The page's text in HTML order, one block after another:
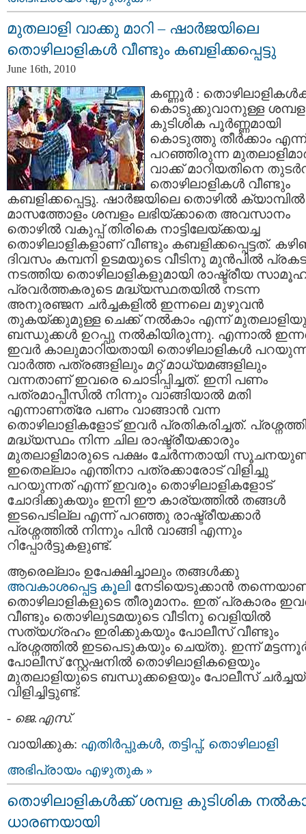
മുതലാളി വാക്കു മാറി – ഷാര്‍ജയിലെ
തൊഴിലാളികള്‍ വീണ്ടും കബളിക്കപ്പെട്ടു
June 16th, 2010
കണ്ണൂര്‍ :
കൊടുക്കുവാനുള്ള ശമ്പള
കുടിശിക പൂര്‍ണ്ണമായി
കൊടുത്തു തീര്‍ക്കാം എന്ന്
പറഞ്ഞിരുന്ന
വാക്ക് മാറിയതിനെ
തൊഴിലാളികള്‍ വീണ്ടും
കബളിക്കപ്പെട്ടു. ഷാര്‍ജയിലെ തൊഴില്‍ ക്യാമ്പില്‍
മാസത്തോളം ശമ്പളം ലഭിയ്ക്കാതെ അവസാനം
തൊഴില്‍ വകുപ്പ്‌ തിരികെ നാട്ടിലേയ്ക്കയച്ച
തൊഴിലാളികളാണ് വീണ്ടും കബളിക്കപ്പെട്ടത്‌.
ദിവസം കമ്പനി ഉടമയുടെ വീടിനു മുന്‍പില്‍
നടത്തിയ തൊഴിലാളികളുമായി രാഷ്ട്രീയ
പ്രവര്‍ത്തകരുടെ മദ്ധ്യസ്ഥതയില്‍ നടന്ന
അനുരഞ്ജന ചര്‍ച്ചകളില്‍ ഇന്നലെ മുഴുവന്‍
തുകയ്ക്കുമുള്ള ചെക്ക് നല്‍കാം എന്ന്
ബന്ധുക്കള്‍ ഉറപ്പു നല്‍കിയിരുന്നു. എന്നാല്‍
ഇവര്‍ കാലുമാറിയതായി തൊഴിലാളികള്‍
വാര്‍ത്ത പത്രങ്ങളിലും മറ്റ് മാധ്യമങ്ങളിലും
വന്നതാണ് ഇവരെ ചൊടിപ്പിച്ചത്. ഇനി പണം
പത്രമാപ്പീസില്‍ നിന്നും വാങ്ങിയാല്‍ മതി
എന്നാണത്രേ പണം വാങ്ങാന്‍ വന്ന
തൊഴിലാളികളോട് ഇവര്‍ പ്രതികരിച്ചത്.
മദ്ധ്യസ്ഥം നിന്ന ചില രാഷ്ട്രീയക്കാരും
മുതലാളിമാരുടെ പക്ഷം ചേര്‍ന്നതായി
ഇതെല്ലാം എന്തിനാ പത്രക്കാരോട് വിളിച്ചു
പറയുന്നത് എന്ന് ഇവരും തൊഴിലാളികളോട്
ചോദിക്കുകയും ഇനി ഈ കാര്യത്തില്‍ തങ്ങള്‍
ഇടപെടില്ല എന്ന് പറഞ്ഞു രാഷ്ട്രീയക്കാര്‍
പ്രശ്നത്തില്‍ നിന്നും പിന്‍ വാങ്ങി എന്നും
റിപ്പോര്‍ട്ടുകളുണ്ട്.
ആരെല്ലാം ഉപേക്ഷിച്ചാലും തങ്ങള്‍ക്കു
അവകാശപ്പെട്ട കൂലി നേടിയെടുക്കാന്‍
തൊഴിലാളികളുടെ തീരുമാനം. ഇത് പ്രകാരം
വീണ്ടും തൊഴിലുടമയുടെ വീടിനു വെളിയില്‍
സത്യഗ്രഹം ഇരിക്കുകയും പോലീസ്‌ വീണ്ടും
പ്രശ്നത്തില്‍ ഇടപെടുകയും ചെയ്തു. ഇന്ന്
പോലീസ്‌ സ്റ്റേഷനില്‍ തൊഴിലാളികളെയും
മുതലാളിയുടെ ബന്ധുക്കളെയും പോലീസ്
വിളിച്ചിട്ടുണ്ട്.
- ജെ.എസ്.
വായിക്കുക: എതിര്‍പ്പുകള്‍, തട്ടിപ്പ്‌, തൊഴിലാളി
അഭിപ്രായം എഴുതുക »
തൊഴിലാളികള്‍ക്ക് ശമ്പള കുടിശിക
ധാരണയായി